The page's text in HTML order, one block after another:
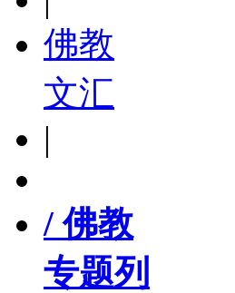
佛教
文汇
|
/ 佛教
专题列